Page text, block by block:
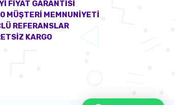
FİYAT GARANTİSİ
MÜŞTERİ MEMNUNİYETİ
REFERANSLAR
KARGO